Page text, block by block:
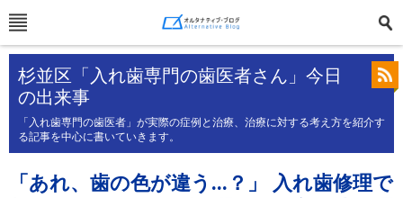
杉並区「入れ歯専門の歯医者さん」今日
の出来事
「入れ歯専門の歯医者」が実際の症例と治療、治療に対する考え方を紹介す
る記事を中心に書いていきます。
「あれ、歯の色が違う...？」 入れ歯修理で